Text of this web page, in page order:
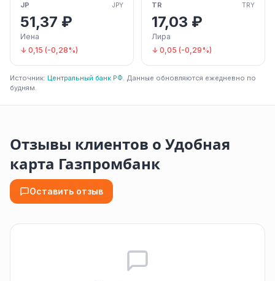
JP JPY
51,37 ₽
Иена
↓ 0,15 (-0,28%)
TR TRY
17,03 ₽
Лира
↓ 0,05 (-0,29%)
Источник: Центральный банк РФ. Данные обновляются ежедневно по
будням.
Отзывы клиентов о Удобная
карта Газпромбанк
Оставить отзыв